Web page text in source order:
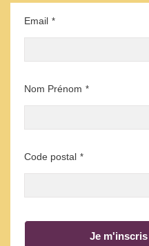
Email *
Nom Prénom *
Code postal *
Je